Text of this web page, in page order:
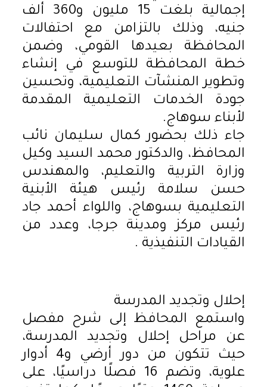
إجمالية بلغت 15 مليون و360 ألف
جنيه، وذلك بالتزامن مع احتفالات
المحافظة بعيدها القومي، وضمن
خطة المحافظة للتوسع في إنشاء
وتطوير المنشآت التعليمية، وتحسين
جودة الخدمات التعليمية المقدمة
لأبناء سوهاج.
جاء ذلك بحضور كمال سليمان نائب
المحافظ، والدكتور محمد السيد وكيل
وزارة التربية والتعليم، والمهندس
حسن سلامة رئيس هيئة الأبنية
التعليمية بسوهاج، واللواء أحمد جاد
رئيس مركز ومدينة جرجا، وعدد من
القيادات التنفيذية .
إحلال وتجديد المدرسة
واستمع المحافظ إلى شرح مفصل
عن مراحل إحلال وتجديد المدرسة،
حيث تتكون من دور أرضي و4 أدوار
علوية، وتضم 16 فصلًا دراسيًا، على